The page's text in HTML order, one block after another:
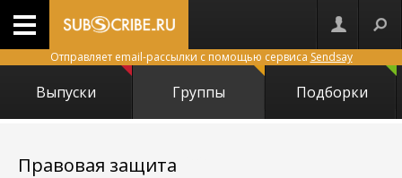
Отправляет email-рассылки с помощью сервиса Sendsay
Выпуски Группы Подборки
Правовая защита